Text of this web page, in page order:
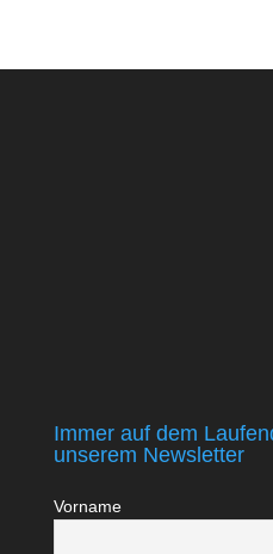
Immer auf dem
unserem Newsletter
Vorname